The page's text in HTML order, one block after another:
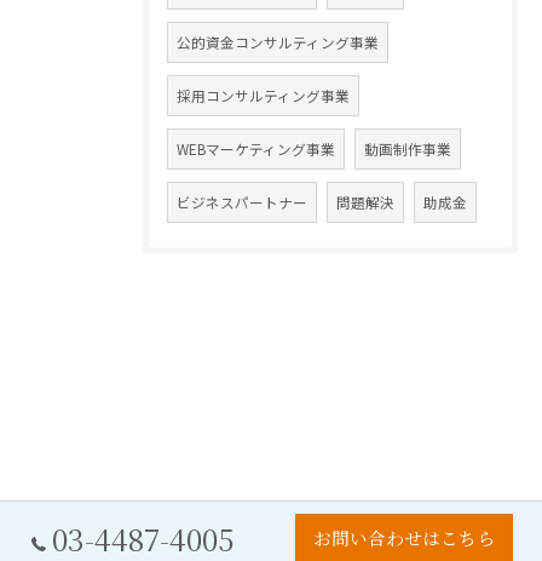
公的資金コンサルティング事業
採用コンサルティング事業
WEBマーケティング事業 動画制作事業
ビジネスパートナー 問題解決 助成金
03-4487-4005 お問い合わせはこちら